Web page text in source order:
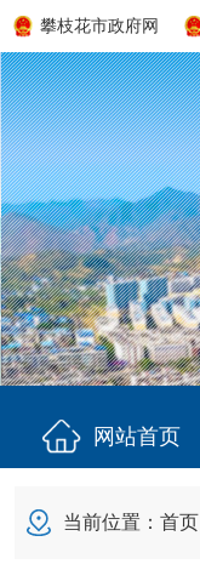
攀枝花市政府网
网站首页
当前位置： 首页